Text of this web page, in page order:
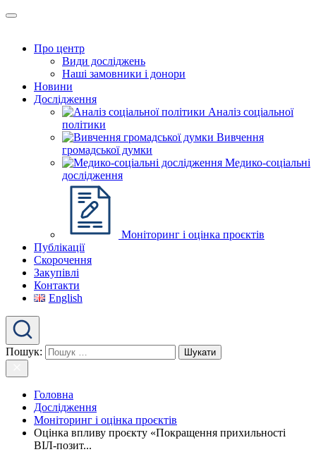
Про центр
Види досліджень
Наші замовники і донори
Новини
Дослідження
Аналіз соціальної
політики
Вивчення
громадської думки
Медико-соціальні
дослідження
Моніторинг і оцінка проєктів
Публікації
Скорочення
Закупівлі
Контакти
English
Пошук:
Головна
Дослідження
Моніторинг і оцінка проєктів
Оцінка впливу проєкту «Покращення прихильності
ВІЛ-позит...